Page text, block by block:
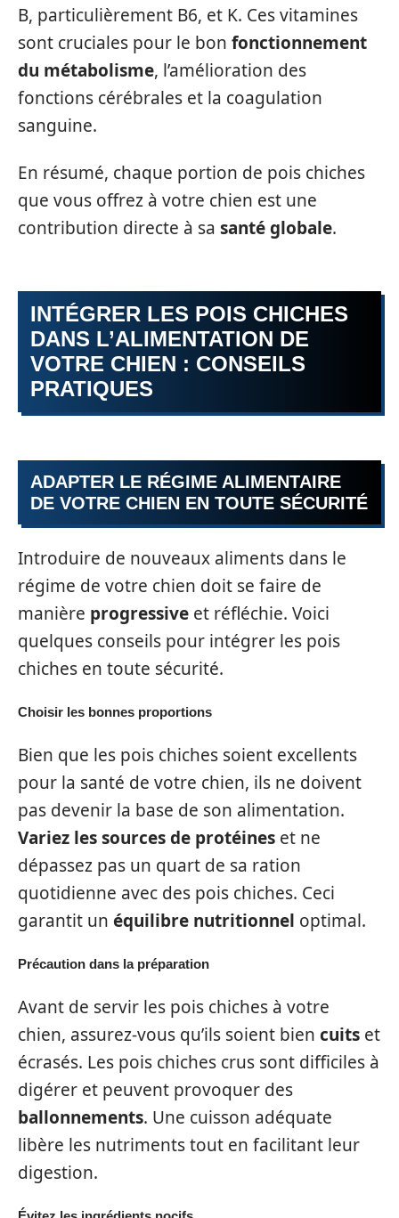
B, particulièrement B6, et K. Ces vitamines
sont cruciales pour le bon fonctionnement
du métabolisme, l’amélioration des
fonctions cérébrales et la coagulation
sanguine.
En résumé, chaque portion de pois chiches
que vous offrez à votre chien est une
contribution directe à sa santé globale.
INTÉGRER LES POIS CHICHES
DANS L’ALIMENTATION DE
VOTRE CHIEN : CONSEILS
PRATIQUES
ADAPTER LE RÉGIME ALIMENTAIRE
DE VOTRE CHIEN EN TOUTE SÉCURITÉ
Introduire de nouveaux aliments dans le
régime de votre chien doit se faire de
manière progressive et réfléchie. Voici
quelques conseils pour intégrer les pois
chiches en toute sécurité.
Choisir les bonnes proportions
Bien que les pois chiches soient excellents
pour la santé de votre chien, ils ne doivent
pas devenir la base de son alimentation.
Variez les sources de protéines et ne
dépassez pas un quart de sa ration
quotidienne avec des pois chiches. Ceci
garantit un équilibre nutritionnel optimal.
Précaution dans la préparation
Avant de servir les pois chiches à votre
chien, assurez-vous qu’ils soient bien cuits et
écrasés. Les pois chiches crus sont difficiles à
digérer et peuvent provoquer des
ballonnements. Une cuisson adéquate
libère les nutriments tout en facilitant leur
digestion.